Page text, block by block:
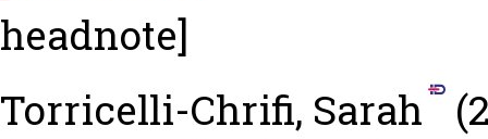
headnote]
Torricelli-Chrifi, Sarah